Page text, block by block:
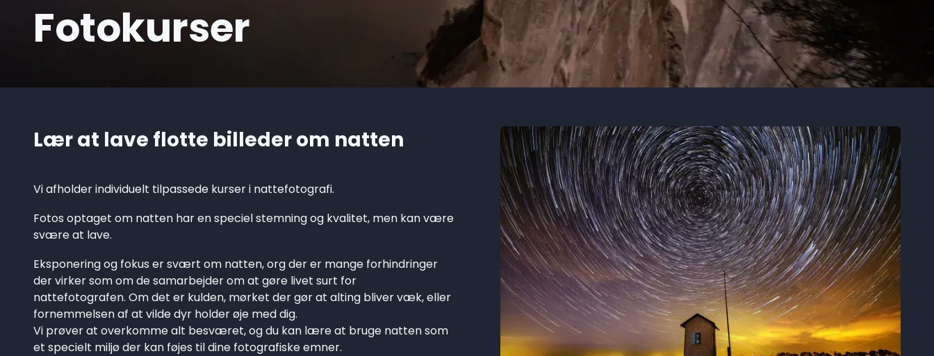
Fotokurser
Lær at lave flotte billeder om natten
Vi afholder individuelt tilpassede kurser i nattefotografi.
Fotos optaget om natten har en speciel stemning og kvalitet, men kan være
svære at lave.
Eksponering og fokus er svært om natten, org der er mange forhindringer
der virker som om de samarbejder om at gøre livet surt for
nattefotografen. Om det er kulden, mørket der gør at alting bliver væk, eller
fornemmelsen af at vilde dyr holder øje med dig.
Vi prøver at overkomme alt besværet, og du kan lære at bruge natten som
et specielt miljø der kan føjes til dine fotografiske emner.